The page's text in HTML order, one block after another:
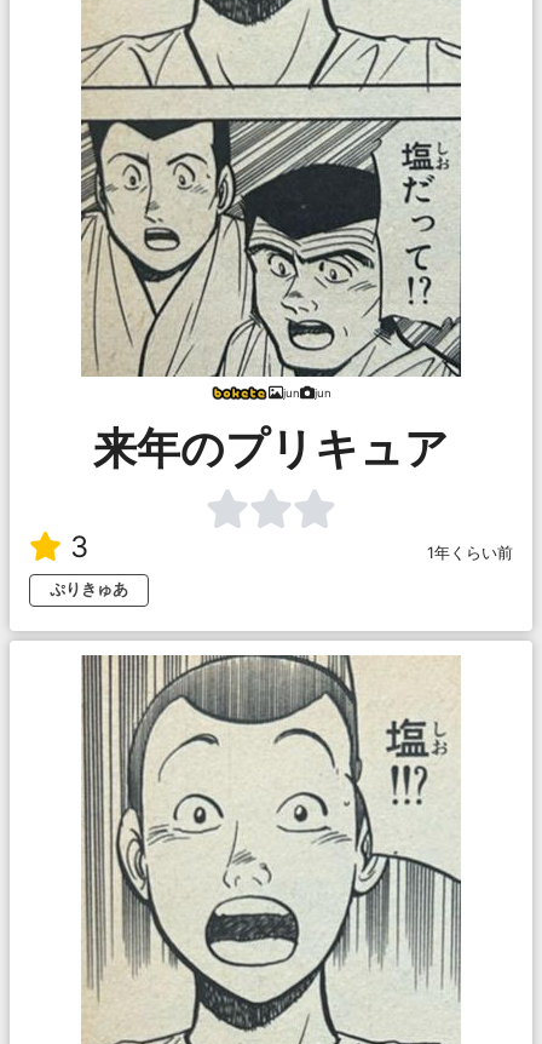
jun jun
来年のプリキュア
3
1年くらい前
ぷりきゅあ